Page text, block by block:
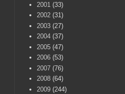
2001 (33)
2002 (31)
2003 (27)
2004 (37)
2005 (47)
2006 (53)
2007 (76)
2008 (64)
2009 (244)